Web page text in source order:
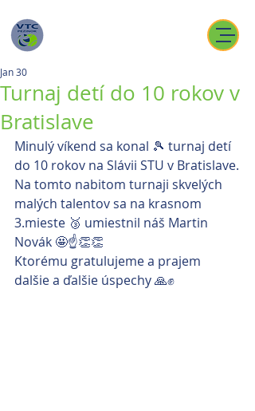
Turnaj detí do 10 rokov v
Bratislave
Jan 30
Minulý víkend sa konal 🎾 turnaj detí
do 10 rokov na Slávii STU v Bratislave.
Na tomto nabitom turnaji skvelých
malých talentov sa na krasnom
3.mieste 🥉 umiestnil náš Martin
Novák 🤩☝️👏👏
Ktorému gratulujeme a prajem
dalšie a ďalšie úspechy 🙏✊️